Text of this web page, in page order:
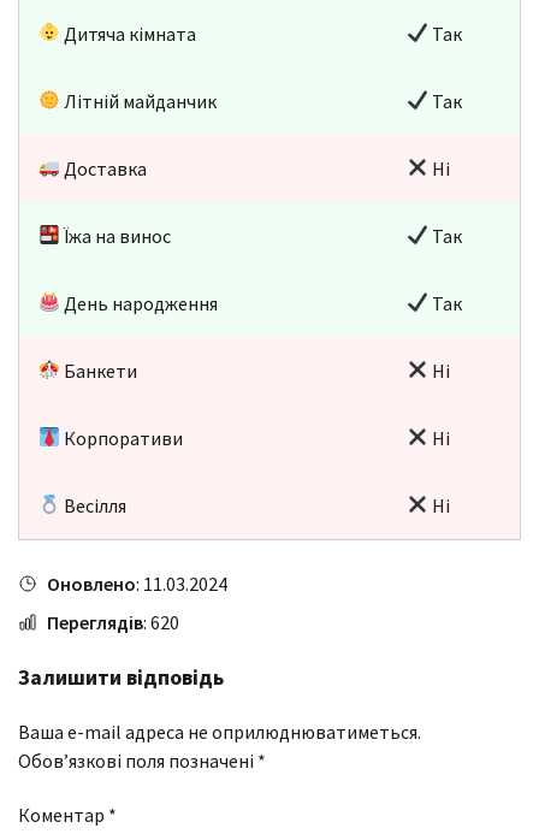
Дитяча кімната Так
Літній майданчик Так
Доставка Ні
Їжа на винос Так
День народження Так
Банкети Ні
Корпоративи Ні
Весілля Ні
Оновлено: 11.03.2024
Переглядів: 620
Залишити відповідь
Ваша e-mail адреса не оприлюднюватиметься.
Обов’язкові поля позначені *
Коментар *